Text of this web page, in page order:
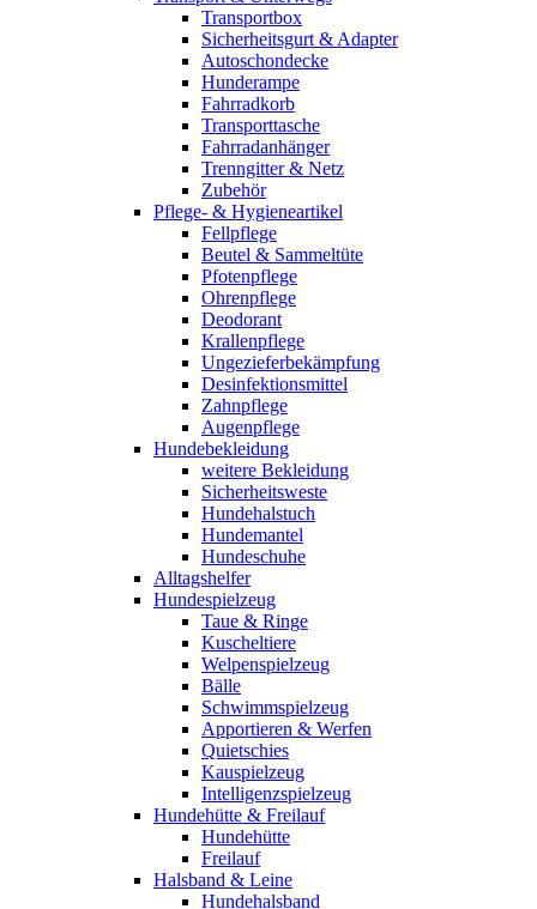
Transportbox
Sicherheitsgurt & Adapter
Autoschondecke
Hunderampe
Fahrradkorb
Transporttasche
Fahrradanhänger
Trenngitter & Netz
Zubehör
Pflege- & Hygieneartikel
Fellpflege
Beutel & Sammeltüte
Pfotenpflege
Ohrenpflege
Deodorant
Krallenpflege
Ungezieferbekämpfung
Desinfektionsmittel
Zahnpflege
Augenpflege
Hundebekleidung
weitere Bekleidung
Sicherheitsweste
Hundehalstuch
Hundemantel
Hundeschuhe
Alltagshelfer
Hundespielzeug
Taue & Ringe
Kuscheltiere
Welpenspielzeug
Bälle
Schwimmspielzeug
Apportieren & Werfen
Quietschies
Kauspielzeug
Intelligenzspielzeug
Hundehütte & Freilauf
Hundehütte
Freilauf
Halsband & Leine
Hundehalsband